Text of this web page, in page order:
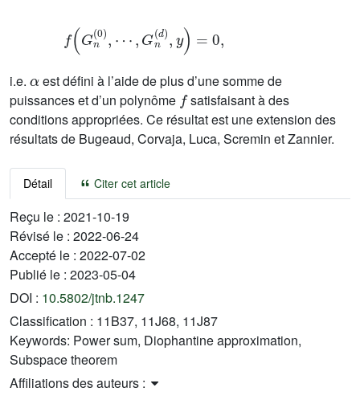
(G n(0 n(d ,y
i.e.
est défini à l’aide de plus d’une somme de
puissances et d’un polynôme
f
satisfaisant à des
conditions appropriées. Ce résultat est une extension des
résultats de Bugeaud, Corvaja, Luca, Scremin et Zannier.
Détail Citer cet article
Reçu le : 2021-10-19
Révisé le : 2022-06-24
Accepté le : 2022-07-02
Publié le : 2023-05-04
DOI : 10.5802/jtnb.1247
Classification : 11B37, 11J68, 11J87
Keywords: Power sum, Diophantine approximation,
Subspace theorem
Affiliations des auteurs :